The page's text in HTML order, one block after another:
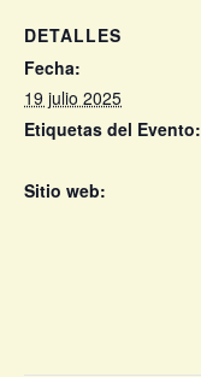
DETALLES
Fecha:
19 julio 2025
Etiquetas del Evento:
Sitio web: